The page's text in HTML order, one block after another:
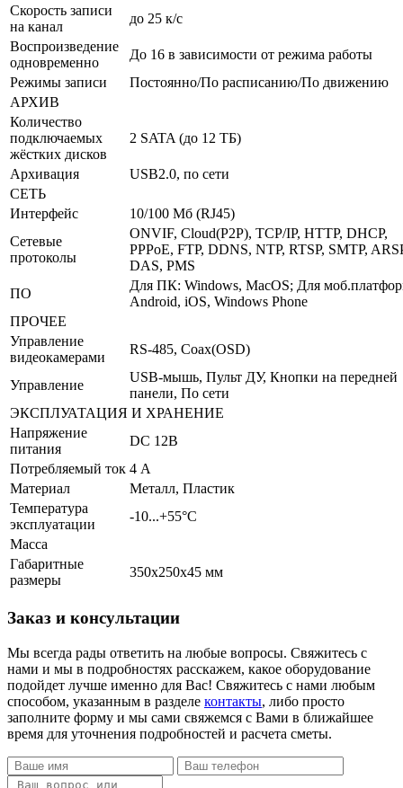
Скорость записи
на канал
до 25 к/с
Воспроизведение
одновременно
До 16 в зависимости от режима работы
Режимы записи
Постоянно/По расписанию/По движению
АРХИВ
Количество
подключаемых
жёстких дисков
2 SATA (до 12 ТБ)
Архивация
USB2.0, по сети
СЕТЬ
Интерфейс
10/100 Мб (RJ45)
Сетевые
протоколы
ONVIF, Cloud(P2P), TCP/IP, HTTP, DHCP,
PPPoE, FTP, DDNS, NTP, RTSP, SMTP,
DAS, PMS
ПО
Для ПК: Windows, MacOS; Для
Android, iOS, Windows Phone
ПРОЧЕЕ
Управление
видеокамерами
RS-485, Coax(OSD)
Управление
USB-мышь, Пульт ДУ, Кнопки на передней
панели, По сети
ЭКСПЛУАТАЦИЯ И ХРАНЕНИЕ
Напряжение
питания
DC 12В
Потребляемый ток 4 А
Материал
Металл, Пластик
Температура
эксплуатации
-10...+55°С
Масса
Габаритные
размеры
350x250x45 мм
Заказ и консультации
Мы всегда рады ответить на любые вопросы. Свяжитесь с
нами и мы в подробностях расскажем, какое оборудование
подойдет лучше именно для Вас! Свяжитесь с нами любым
способом, указанным в разделе контакты, либо просто
заполните форму и мы сами свяжемся с Вами в ближайшее
время для уточнения подробностей и расчета сметы.